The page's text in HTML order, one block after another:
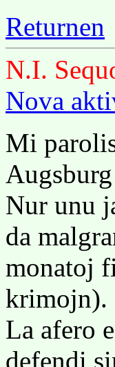
Returnen
N.I.
Nova
Mi
Nur unu
da
monatoj
krimojn).
La afero
defendi